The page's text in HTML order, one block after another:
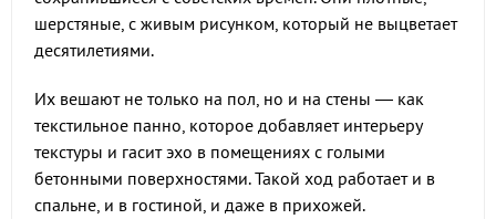
шерстяные, с живым рисунком, который не выцветает
десятилетиями.
Их вешают не только на пол, но и на стены — как
текстильное панно, которое добавляет интерьеру
текстуры и гасит эхо в помещениях с голыми
бетонными поверхностями. Такой ход работает и в
спальне, и в гостиной, и даже в прихожей.